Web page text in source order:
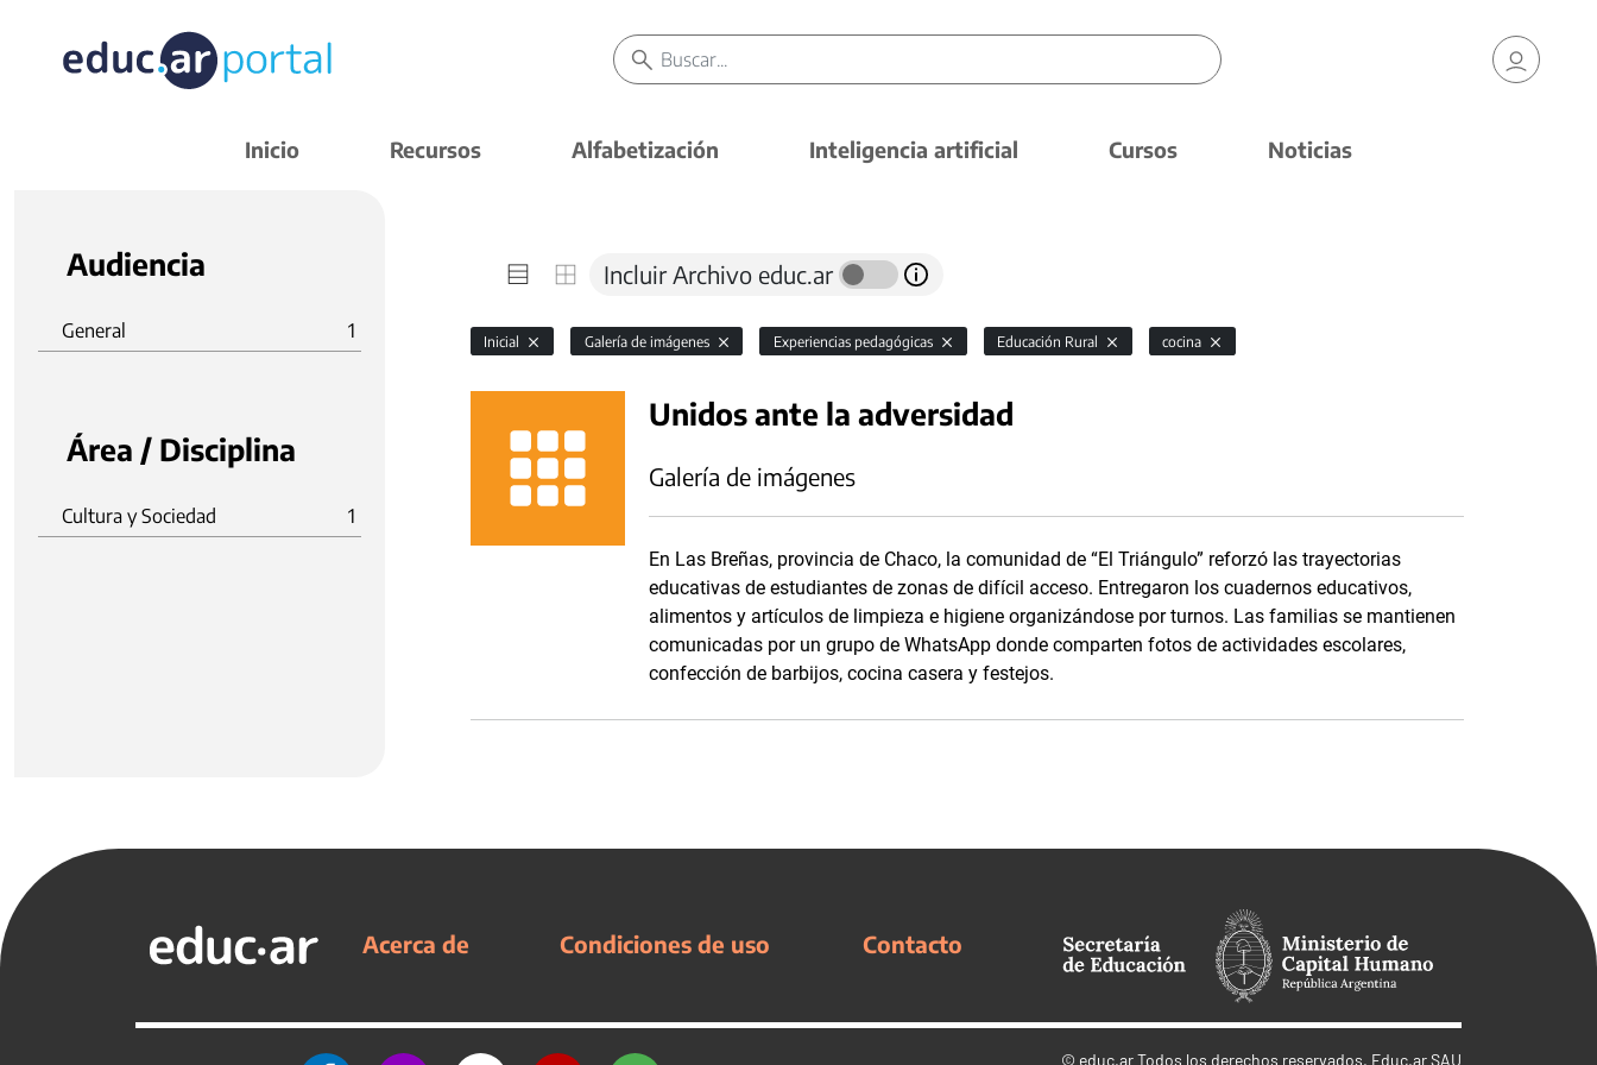
Inicio Recursos Alfabetización Inteligencia artificial Cursos Noticias
Audiencia
General 1
Área / Disciplina
Cultura y Sociedad 1
Incluir Archivo educ.ar
Inicial Galería de imágenes Experiencias pedagógicas Educación Rural cocina
Unidos ante la adversidad
Galería de imágenes
En Las Breñas, provincia de Chaco, la comunidad de “El Triángulo” reforzó las trayectorias
educativas de estudiantes de zonas de difícil acceso. Entregaron los cuadernos educativos,
alimentos y artículos de limpieza e higiene organizándose por turnos. Las familias se mantienen
comunicadas por un grupo de WhatsApp donde comparten fotos de actividades escolares,
confección de barbijos, cocina casera y festejos.
Acerca de Condiciones de uso Contacto
© educ.arTodos los derechos reservados. Educ.ar SAU